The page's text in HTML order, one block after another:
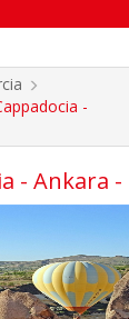
-
- Ankara